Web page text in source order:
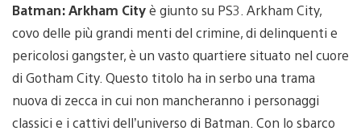
Batman: Arkham Cityè giunto su PS3. Arkham City,
covo delle più grandi menti del crimine, di delinquenti e
pericolosi gangster, è un vasto quartiere situato nel cuore
di Gotham City. Questo titolo ha in serbo una trama
nuova di zecca in cui non mancheranno i personaggi
classici e i cattivi dell’universo di Batman. Con lo sbarco